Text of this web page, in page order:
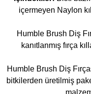
içermeyen Naylon
Humble Brush Diş
kanıtlanmış fırça
Humble Brush Diş
bitkilerden üretilmiş